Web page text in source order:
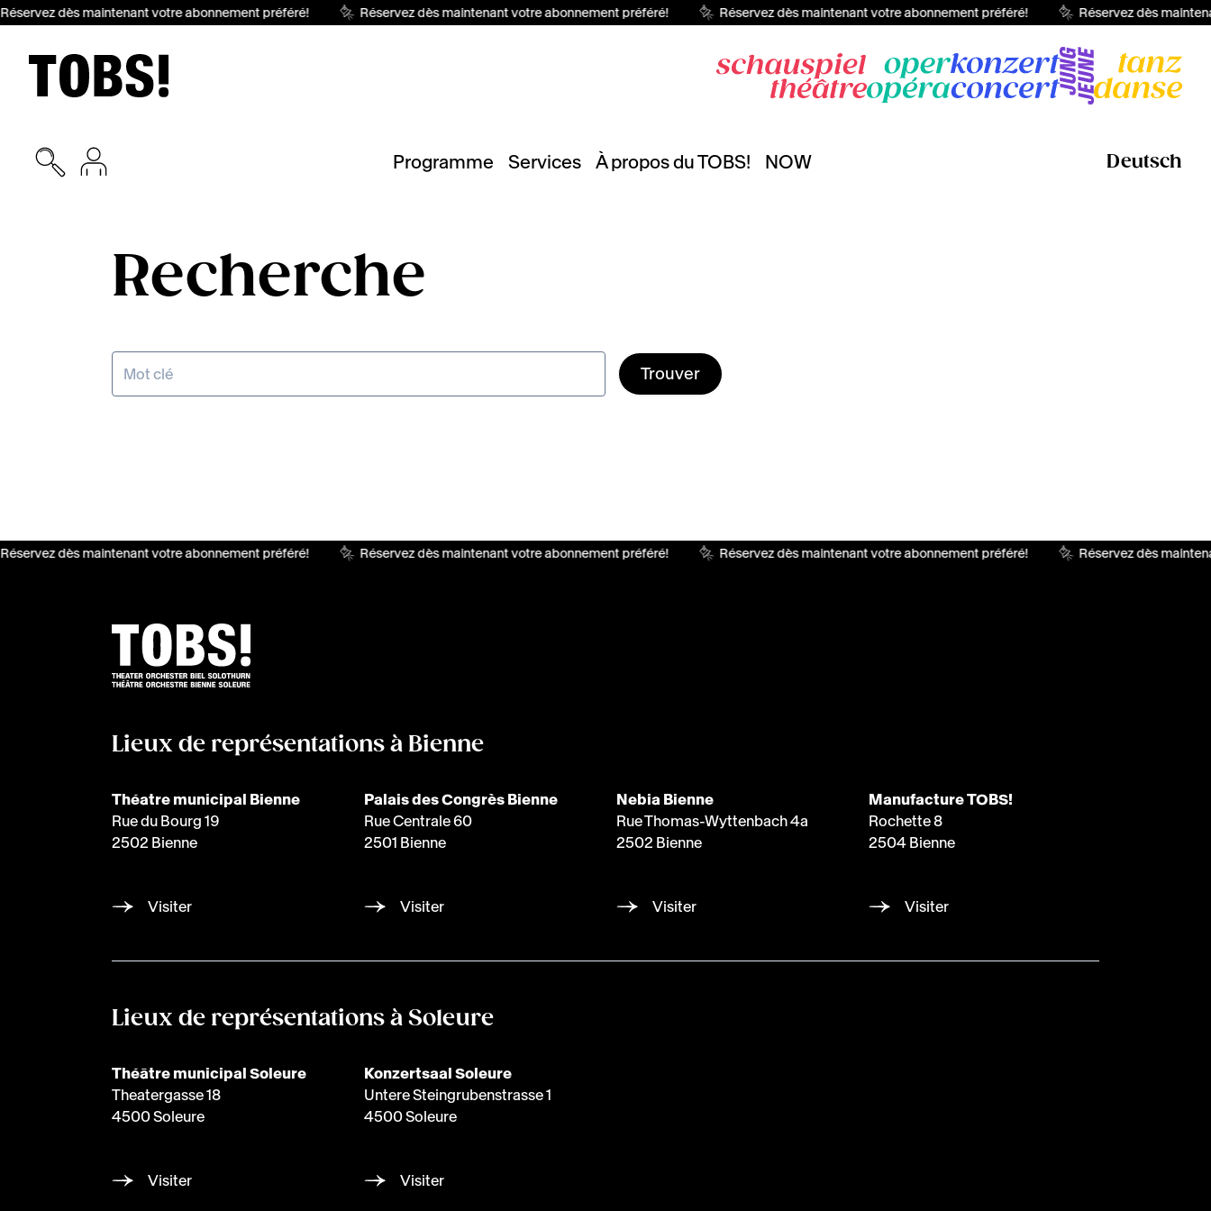
dès maintenant votre abonnement préféré! Réservez dès maintenant votre abonnement préféré! Réservez dès maintenant votre abonnement préféré! Réservez dès
Programme Services À propos du TOBS! NOW Deutsch
Recherche
dès maintenant votre abonnement préféré! Réservez dès maintenant votre abonnement préféré! Réservez dès maintenant votre abonnement préféré! Réservez dès
Lieux de représentations à Bienne
Théatre municipal Bienne
Rue du Bourg 19
2502 Bienne
Visiter
Palais des Congrès Bienne
Rue Centrale 60
2501 Bienne
Visiter
Nebia Bienne
Rue Thomas-Wyttenbach 4a
2502 Bienne
Visiter
Manufacture TOBS!
Rochette 8
2504 Bienne
Visiter
Lieux de représentations à Soleure
Théâtre municipal Soleure
Theatergasse 18
4500 Soleure
Visiter
Konzertsaal Soleure
Untere Steingrubenstrasse 1
4500 Soleure
Visiter